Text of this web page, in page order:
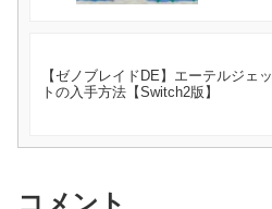
【ゼノブレイドDE】エーテルジェッ
トの入手方法【Switch2版】
コメント